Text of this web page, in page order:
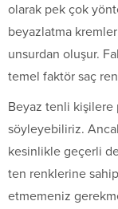
olarak pek çok
beyazlatma
unsurdan oluşur.
temel faktör saç
Beyaz tenli kişilere
söyleyebiliriz.
kesinlikle geçerli
ten renklerine
etmemeniz